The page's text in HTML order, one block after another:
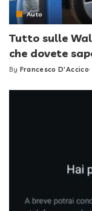
Auto
Tutto sulle
che dovete
Posted
By Francesco D'Accico